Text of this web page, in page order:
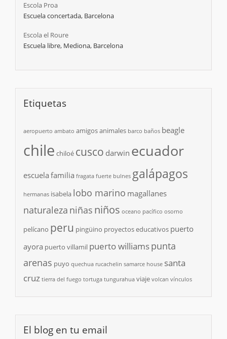
Escola Proa
Escuela concertada, Barcelona
Escola el Roure
Escuela libre, Mediona, Barcelona
Etiquetas
aeropuerto ambato amigosanimales barco baños beagle
chile chiloé cusco darwin ecuador
escuela familia fragata fuerte bulnes galápagos
hermanas isabela lobo marino magallanes
naturaleza niñas niños oceano pacífico osorno
pelícano peru pingüino proyectos educativos puerto
ayora puerto villamil puerto williamspunta
arenas puyo quechua rucachelin samarce house santa
cruz tierra del fuego tortuga tungurahua viaje volcan vínculos
El blog en tu email